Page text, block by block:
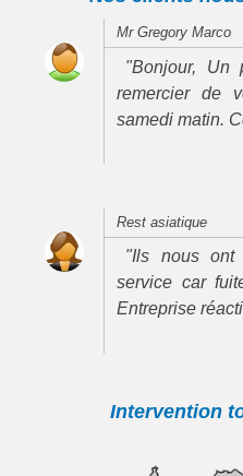
Mr Gregory Marco
"Bonjour, Un
remercier de
samedi matin.
Rest asiatique
"Ils nous ont
service car
Entreprise
Intervention